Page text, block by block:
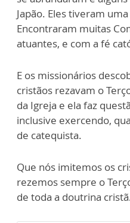
Japão. Eles tiveram
Encontraram muitas
atuantes, e com a fé
E os missionários
cristãos rezavam o
da Igreja e ela faz
inclusive exercendo,
de catequista.
Que nós imitemos os
rezemos sempre o
de toda a doutrina